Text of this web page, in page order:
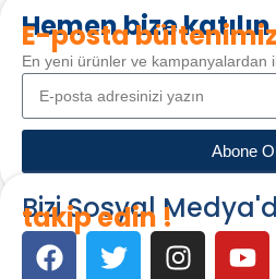
Hemen bize
E-posta
En yeni ürünler ve kampanyalardan
Abone Ol
Bizi Sosyal
takip edin !